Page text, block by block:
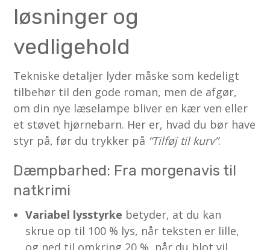
løsninger og
vedligehold
Tekniske detaljer lyder måske som kedeligt
tilbehør til den gode roman, men de afgør,
om din nye læselampe bliver en kær ven eller
et støvet hjørnebarn. Her er, hvad du bør have
styr på, før du trykker på “Tilføj til kurv”.
Dæmpbarhed: Fra morgenavis til
natkrimi
Variabel lysstyrke betyder, at du kan
skrue op til 100 % lys, når teksten er lille,
og ned til omkring 20 %, når du blot vil